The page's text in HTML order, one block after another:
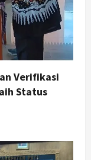
Verifikasi
Status